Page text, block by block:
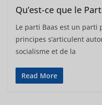
Qu’est-ce que le
Le parti Baas est un parti
principes s’articulent
socialisme et de la
Read More